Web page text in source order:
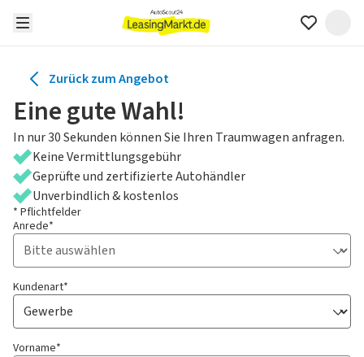
Zurück zum Angebot
Eine gute Wahl!
In nur 30 Sekunden können Sie Ihren Traumwagen anfragen.
Keine Vermittlungsgebühr
Geprüfte und zertifizierte Autohändler
Unverbindlich & kostenlos
* Pflichtfelder
Anrede*
Kundenart*
Vorname*